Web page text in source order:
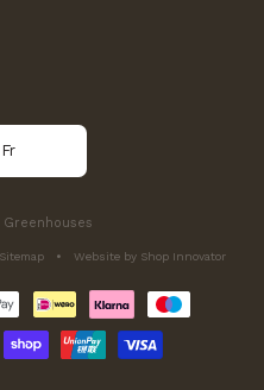
Fr
Sitemap Website by Shop Innovator